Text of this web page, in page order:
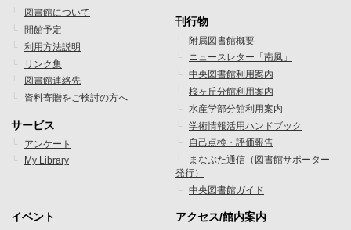
フ
ッ
タ
ー
メ
ニ
ュ
1
図書館について
開館予定
利用方法説明
リンク集
図書館連絡先
資料寄贈をご検討の方へ
サービス
アンケート
My Library
フ
ッ
タ
ー
メ
ニ
ュ
ー
2
刊行物
附属図書館概要
ニュースレター「南風」
中央図書館利用案内
桜ヶ丘分館利用案内
水産学部分館利用案内
学術情報活用ハンドブック
自己点検・評価報告
まなぶた通信（図書館サポーター
発行）
中央図書館ガイド
イベント アクセス/館内案内